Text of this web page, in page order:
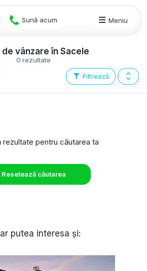
Sună acum Meniu
0 rezultate
de vânzare în Sacele
Filtrează
rezultate pentru căutarea ta
Resetează căutarea
putea interesa și: